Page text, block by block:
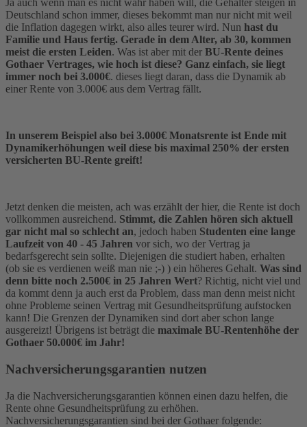
Ja auch wenn man es nicht wahr haben will, die Gehälter steigen in
Deutschland schon immer, dieses bekommt man nur nicht mit weil
die Inflation dagegen wirkt, also alles teurer wird. Nun hast du
Familie und Haus fertig. Gerade in dem Alter, ab 30, kommen
meist die ersten Leiden. Was ist aber mit der BU-Rente deines
Gothaer Vertrages, wie hoch ist diese? Ganz einfach, sie liegt
immer noch bei 3.000€. dieses liegt daran, dass die Dynamik ab
einer Rente von 3.000€ aus dem Vertrag fällt.
In unserem Beispiel also bei 3.000€ Monatsrente ist Ende mit
Dynamikerhöhungen weil diese bis maximal 250% der ersten
versicherten BU-Rente greift!
Jetzt denken die meisten, ach was erzählt der hier, die Rente ist doch
vollkommen ausreichend. Stimmt, die Zahlen hören sich aktuell
gar nicht mal so schlecht an, jedoch haben Studenten eine lange
Laufzeit von 40 - 45 Jahren vor sich, wo der Vertrag ja
bedarfsgerecht sein sollte. Diejenigen die studiert haben, erhalten
(ob sie es verdienen weiß man nie ;-) ) ein höheres Gehalt. Was sind
denn bitte noch 2.500€ in 25 Jahren Wert? Richtig, nicht viel und
da kommt denn ja auch erst da Problem, dass man denn meist nicht
ohne Probleme seinen Vertrag mit Gesundheitsprüfung aufstocken
kann! Die Grenzen der Dynamiken sind dort aber schon lange
ausgereizt! Übrigens ist beträgt die maximale BU-Rentenhöhe der
Gothaer 50.000€ im Jahr!
Nachversicherungsgarantien nutzen
Ja die Nachversicherungsgarantien können einen dazu helfen, die
Rente ohne Gesundheitsprüfung zu erhöhen.
Nachversicherungsgarantien sind bei der Gothaer folgende: